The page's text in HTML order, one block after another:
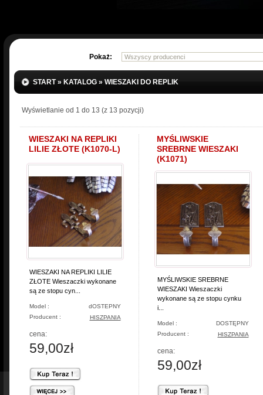
Pokaż:
START» KATALOG » WIESZAKI DO REPLIK
Wyświetlanie od 1 do 13 (z 13 pozycji)
WIESZAKI NA REPLIKI
LILIE ZŁOTE (K1070-L)
WIESZAKI NA REPLIKI LILIE
ZŁOTE Wieszaczki wykonane
są ze stopu cyn...
Model :
dOSTEPNY
Producent :
HISZPANIA
cena:
59,00zł
MYŚLIWSKIE
SREBRNE WIESZAKI
(K1071)
MYŚLIWSKIE SREBRNE
WIESZAKI Wieszaczki
wykonane są ze stopu cynku
i...
Model :
DOSTĘPNY
Producent :
HISZPANIA
cena:
59,00zł